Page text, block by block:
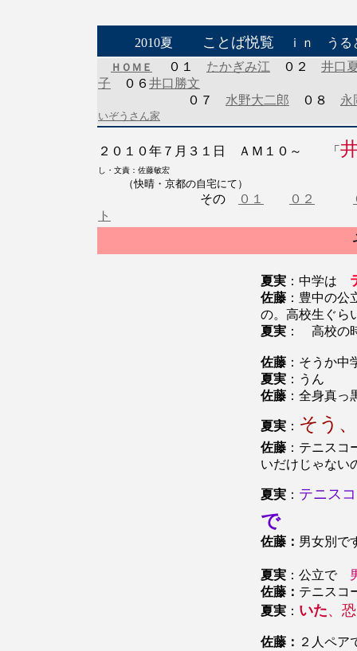
2010夏 ことば悦覧 ｉｎ うる
ＨＯＭＥ ０１ たかぎみ江 ０２ 井口
子 ０６ 井口勝文
０７ 水野大二郎 ０８ 永
いぞうさん家
２０１０年７月３１日 ＡＭ１０～ 「
し・文責：佐藤敏宏
（快晴・京都の自宅にて）
その ０１ ０２
ト
夏実 ：中学は
佐藤 ：豊中の
の。高校生ぐら
夏実 ： 高校の
佐藤 ：そうか
夏実 ：うん
佐藤 ：全身真っ
夏実 ： そう、
佐藤 ：テニス
いだけじゃない
夏実 ： テニス
で
佐藤： 男女別で
夏実 ：公立で
佐藤： テニスコ
夏実 ： いた、
佐藤： ２人ペ